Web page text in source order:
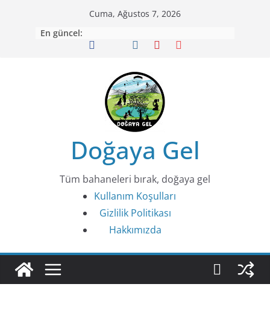
Cuma, Ağustos 7, 2026
En güncel:
Doğaya Gel
Tüm bahaneleri bırak, doğaya gel
Kullanım Koşulları
Gizlilik Politikası
Hakkımızda